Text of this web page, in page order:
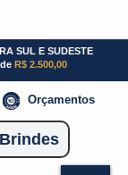
SUL E SUDESTE
R$ 2.500,00
Orçamentos